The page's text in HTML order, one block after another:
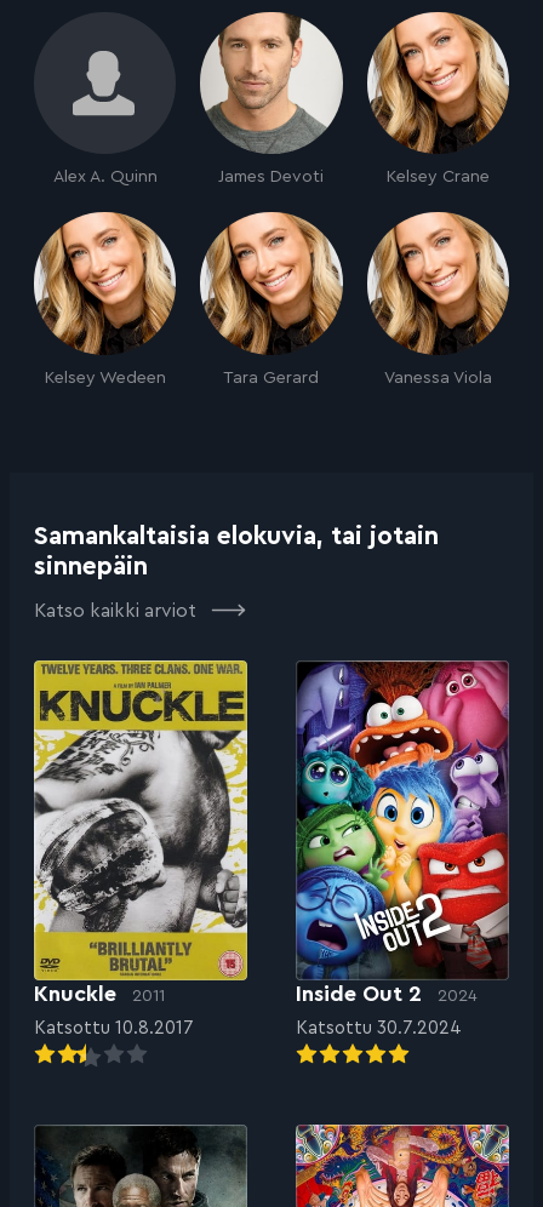
Alex A. Quinn James Devoti Kelsey Crane
Kelsey Wedeen Tara Gerard Vanessa Viola
Samankaltaisia elokuvia, tai jotain
sinnepäin
Katso kaikki arviot
Knuckle 2011
Katsottu 10.8.2017
Inside Out 2 2024
Katsottu 30.7.2024